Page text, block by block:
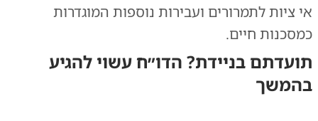
אי ציות לתמרורים ועבירות נוספות המוגדרות
כמסכנות חיים.
תועדתם בניידת? הדו״ח עשוי להגיע
בהמשך